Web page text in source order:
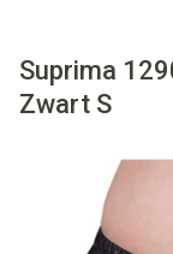
Suprima
Zwart S